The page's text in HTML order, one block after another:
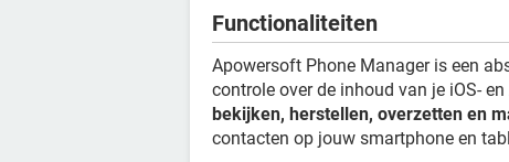
Functionaliteiten
Apowersoft Phone Manager is een
controle over de inhoud van je iOS-
bekijken, herstellen, overzetten en
contacten op jouw smartphone en